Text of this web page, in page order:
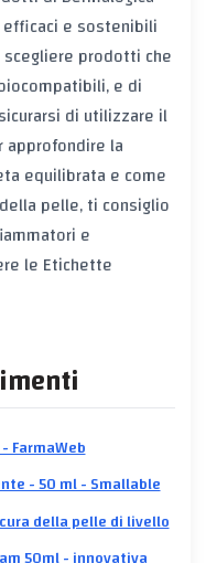
e sostenibili
prodotti che
e di
di utilizzare il
la
equilibrata e come
pelle, ti consiglio
e
le Etichette
FarmaWeb
- 50 ml - Smallable
della pelle di livello